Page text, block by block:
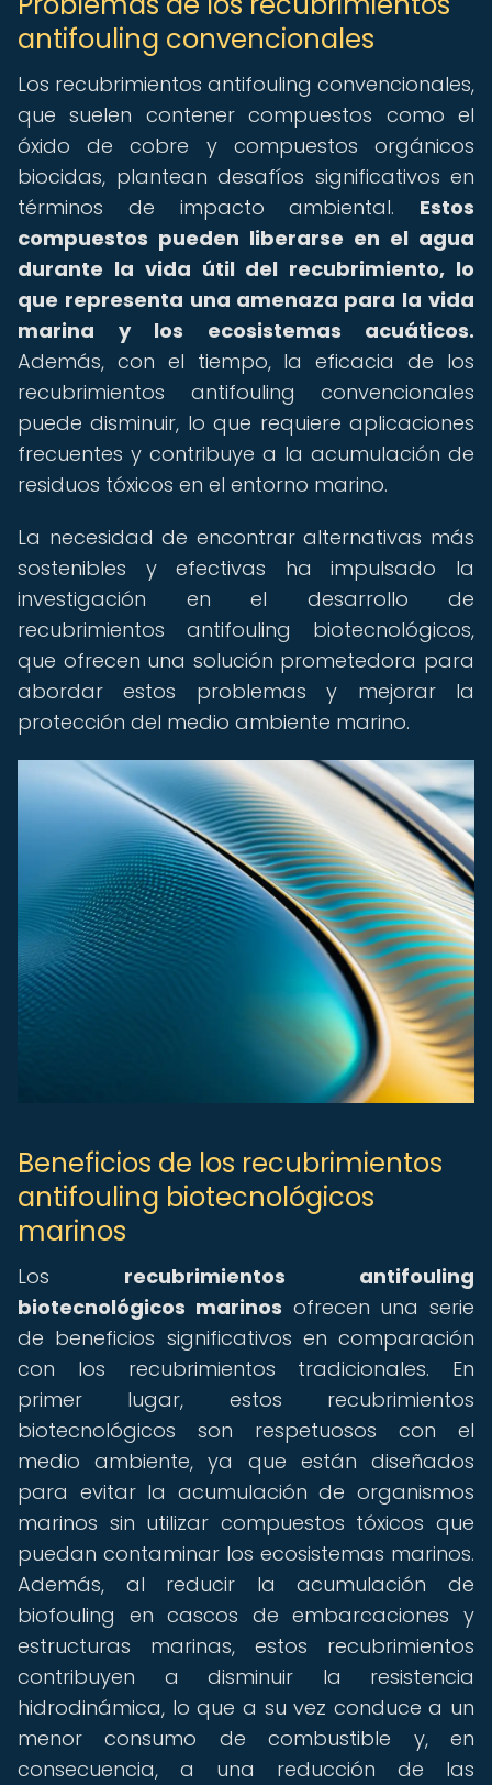
antifouling convencionales
Los recubrimientos antifouling convencionales,
que suelen contener compuestos como el
óxido de cobre y compuestos orgánicos
biocidas, plantean desafíos significativos en
términos de impacto ambiental. Estos
compuestos pueden liberarse en el agua
durante la vida útil del recubrimiento, lo
que representa una amenaza para la vida
marina y los ecosistemas acuáticos.
Además, con el tiempo, la eficacia de los
recubrimientos antifouling convencionales
puede disminuir, lo que requiere aplicaciones
frecuentes y contribuye a la acumulación de
residuos tóxicos en el entorno marino.
La necesidad de encontrar alternativas más
sostenibles y efectivas ha impulsado la
investigación en el desarrollo de
recubrimientos antifouling biotecnológicos,
que ofrecen una solución prometedora para
abordar estos problemas y mejorar la
protección del medio ambiente marino.
Beneficios de los recubrimientos
antifouling biotecnológicos
marinos
Los recubrimientos antifouling
biotecnológicos marinos ofrecen una serie
de beneficios significativos en comparación
con los recubrimientos tradicionales. En
primer lugar, estos recubrimientos
biotecnológicos son respetuosos con el
medio ambiente, ya que están diseñados
para evitar la acumulación de organismos
marinos sin utilizar compuestos tóxicos que
puedan contaminar los ecosistemas marinos.
Además, al reducir la acumulación de
biofouling en cascos de embarcaciones y
estructuras marinas, estos recubrimientos
contribuyen a disminuir la resistencia
hidrodinámica, lo que a su vez conduce a un
menor consumo de combustible y, en
consecuencia, a una reducción de las